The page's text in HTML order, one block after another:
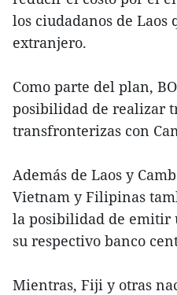
los ciudadanos de Laos
extranjero.
Como parte del plan,
posibilidad de realizar
transfronterizas con
Además de Laos y
Vietnam y Filipinas
la posibilidad de emitir
su respectivo banco
Mientras, Fiji y otras